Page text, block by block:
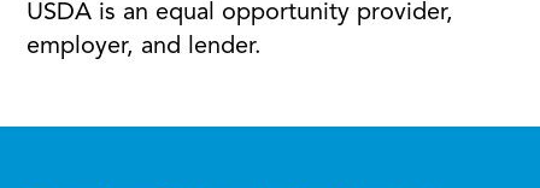
USDA is an equal opportunity provider,
employer, and lender.